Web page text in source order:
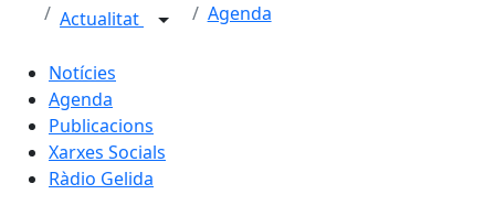
Actualitat Agenda
Notícies
Agenda
Publicacions
Xarxes Socials
Ràdio Gelida